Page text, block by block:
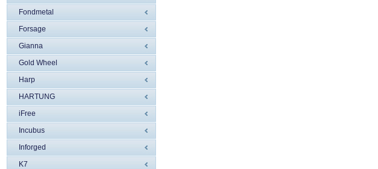
Fondmetal
Forsage
Gianna
Gold Wheel
Harp
HARTUNG
iFree
Incubus
Inforged
K7